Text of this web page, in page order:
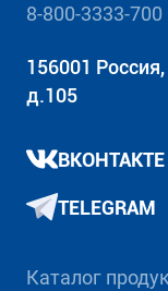
8-800-3333-700
156001
д.105
ВКОНТАКТЕ
TELEGRAM
Каталог